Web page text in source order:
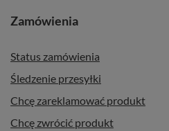
Zamówienia
Status zamówienia
Śledzenie przesyłki
Chcę zareklamować produkt
Chcę zwrócić produkt